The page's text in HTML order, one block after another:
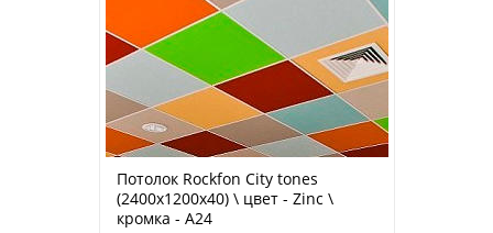
Потолок Rockfon City tones
(2400х1200х40) \ цвет - Zinc \
кромка - A24